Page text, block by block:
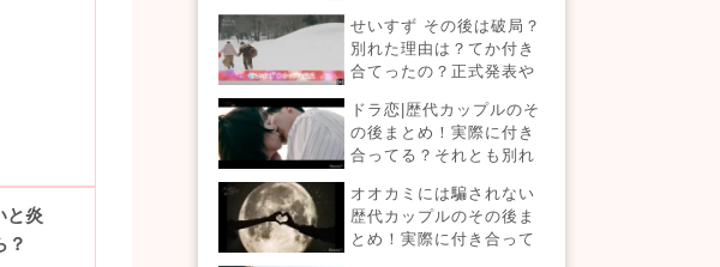
と炎
？
オカミには騙されない】
せいすず その後は破局？
別れた理由は？てか付き
合てったの？正式発表や
ドラ恋|歴代カップルのそ
の後まとめ！実際に付き
合ってる？それとも別れ
【恋愛ドラマな恋がした
い】
オオカミには騙されない
歴代カップルのその後ま
とめ！実際に付き合って